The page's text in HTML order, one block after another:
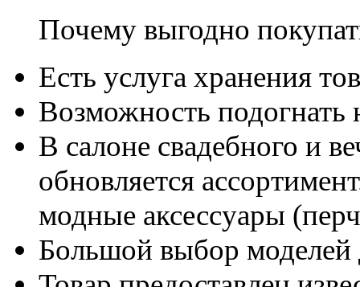
Почему выгодно
Есть услуга хранения
Возможность подогнать
В салоне свадебного и
обновляется
модные аксессуары
Большой выбор моделей